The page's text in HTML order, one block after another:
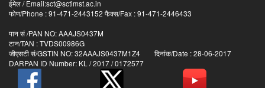
ईमेल / Email:sct@sctimst.ac.in
फोण/Phone : 91-471-2443152 फैक्स/Fax : 91-471-2446433
पान सं /PAN NO: AAAJS0437M
टान/TAN : TVDS00986G
जीएसटी सं/GSTIN NO: 32AAAJS0437M1Z4 दिनांक/Date : 28-06-2017
DARPAN ID Number: KL / 2017 / 0172577